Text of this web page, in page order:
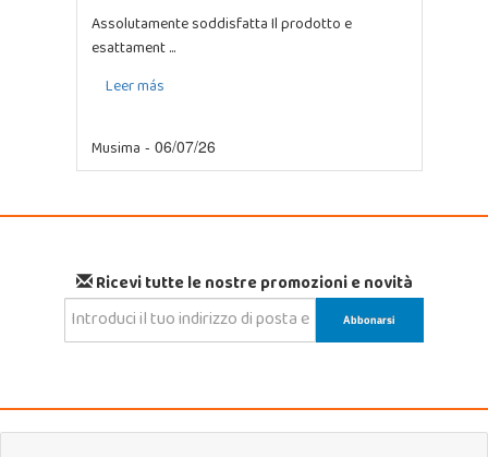
Assolutamente soddisfatta Il prodotto e
esattament ...
Leer más
Musima - 06/07/26
Ricevi tutte le nostre promozioni e novità